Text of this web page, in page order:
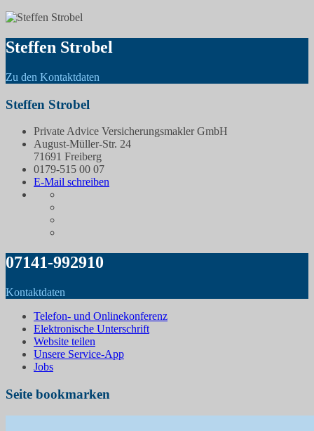
Steffen Strobel
Zu den Kontaktdaten
Steffen Strobel
Private Advice Versicherungsmakler GmbH
August-Müller-Str. 24
71691 Freiberg
0179-515 00 07
E-Mail schreiben
07141-992910
Kontaktdaten
Telefon- und Onlinekonferenz
Elektronische Unterschrift
Website teilen
Unsere Service-App
Jobs
Seite bookmarken